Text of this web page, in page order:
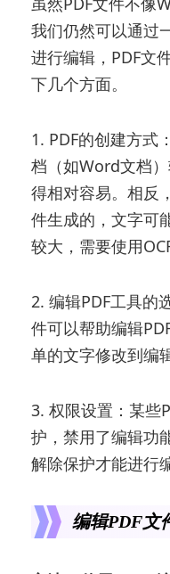
我们仍然可以通过
进行编辑，PDF文
下几个方面。
1. PDF的创建方式
档（如Word文档
得相对容易。相反
件生成的，文字可
较大，需要使用
2. 编辑PDF工具的
件可以帮助编辑
单的文字修改到编
3. 权限设置：某些
护，禁用了编辑功
解除保护才能进行
编辑PDF文